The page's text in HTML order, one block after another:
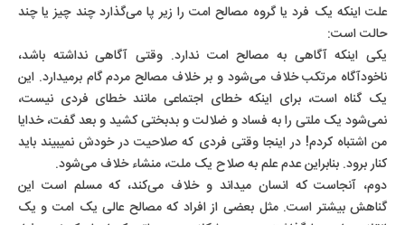
علت اینکه یک فرد یا گروه مصالح امت را زیر پا می‌گذارد چند چیز یا چند
حالت است:
یکی اینکه آگاهی به مصالح امت ندارد. وقتی آگاهی نداشته باشد،
ناخودآگاه مرتکب خلاف می‌شود و بر خلاف مصالح مردم گام برمیدارد. این
یک گناه است، برای اینکه خطای اجتماعی مانند خطای فردی نیست،
نمی‌شود یک ملتی را به فساد و ضلالت و بدبختی کشید و بعد گفت، خدایا
من اشتباه کردم! در اینجا وقتی فردی که صلاحیت در خودش نمیبیند باید
کنار برود. بنابراین عدم علم به صلاح یک ملت، منشاء خلاف می‌شود.
دوم، آنجاست که انسان میداند و خلاف می‌کند، که مسلم است این
گناهش بیشتر است. مثل بعضی از افراد که مصالح عالی یک امت و یک